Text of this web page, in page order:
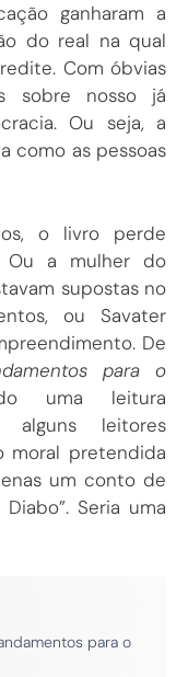
ganharam a
do real na qual
Com óbvias
sobre nosso já
Ou seja, a
como as pessoas
o livro perde
Ou a mulher do
supostas no
ou Savater
De
para o
uma leitura
alguns leitores
moral pretendida
um conto de
Seria uma
para o